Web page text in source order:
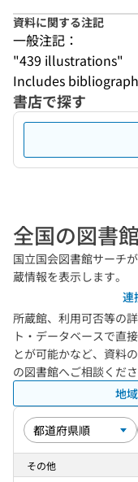
資料に関する注記
一般注記：
"439 illustrations"
Includes
書店で探す
全国の図書
国立国会図書館サーチ
蔵情報を表示します。
連
所蔵館、利用可否等の
ト・データベースで直
とが可能かなど、資料
の図書館へご相談くだ
地
その他